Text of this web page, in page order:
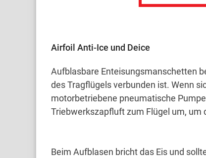
Airfoil Anti-Ice und Deice
Aufblasbare Enteisungsmanschetten
des Tragflügels verbunden ist. Wenn
motorbetriebene pneumatische
Triebwerkszapfluft zum Flügel um, um
Beim Aufblasen bricht das Eis und